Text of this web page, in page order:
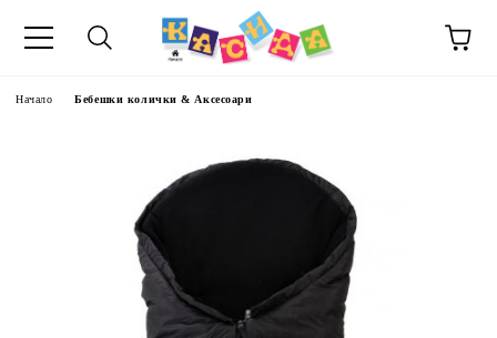
Начало Бебешки колички & Аксесоари